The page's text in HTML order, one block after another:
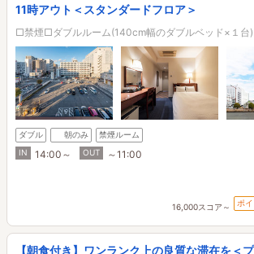
11時アウト＜スタンダードフロア＞
□禁煙□ダブルルーム(140cm幅のダブルベッド×１台)
ダブル 朝のみ
禁煙ルーム
IN
14:00～ OUT ～11:00
16,000スコア～ ポ
【朝食付き】ワンランク上の良質な滞在を＜